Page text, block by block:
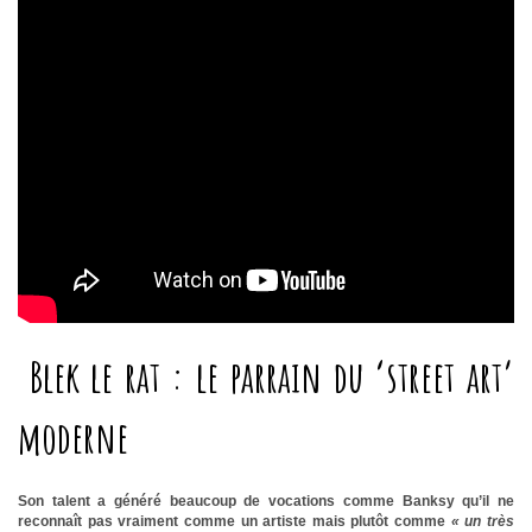
Blek le rat : le parrain du ‘street art’
moderne
Son talent a généré beaucoup de vocations comme Banksy qu’il ne
reconnaît pas vraiment comme un artiste mais plutôt comme « un très